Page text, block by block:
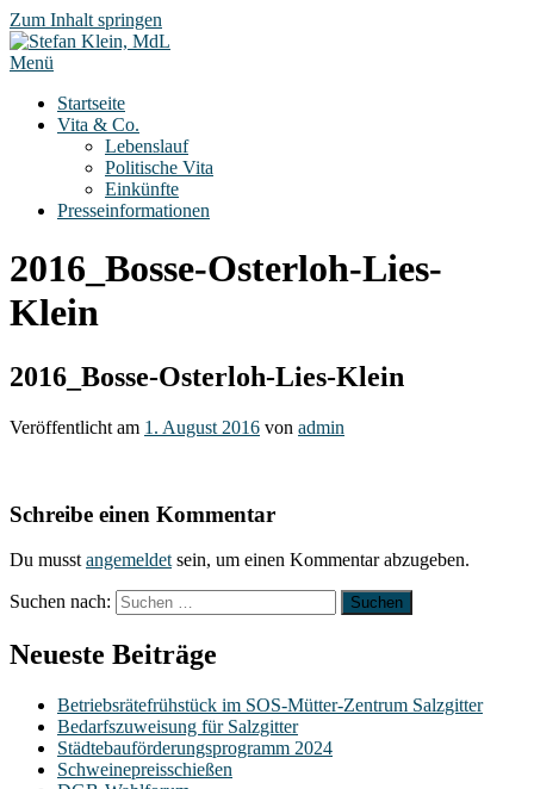
Zum Inhalt springen
Menü
Startseite
Vita & Co.
Lebenslauf
Politische Vita
Einkünfte
Presseinformationen
2016_Bosse-Osterloh-Lies-
Klein
2016_Bosse-Osterloh-Lies-Klein
Veröffentlicht am 1. August 2016 von admin
Schreibe einen Kommentar
Du musst angemeldet sein, um einen Kommentar abzugeben.
Suchen nach:
Neueste Beiträge
Betriebsrätefrühstück im SOS-Mütter-Zentrum Salzgitter
Bedarfszuweisung für Salzgitter
Städtebauförderungsprogramm 2024
Schweinepreisschießen